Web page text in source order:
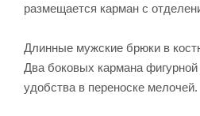
размещается карман с
Длинные мужские брюки в
Два боковых кармана
удобства в переноске мелочей.